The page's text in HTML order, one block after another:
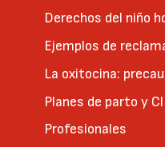
Derechos del niño
Ejemplos de
La oxitocina:
Planes de parto y CI
Profesionales